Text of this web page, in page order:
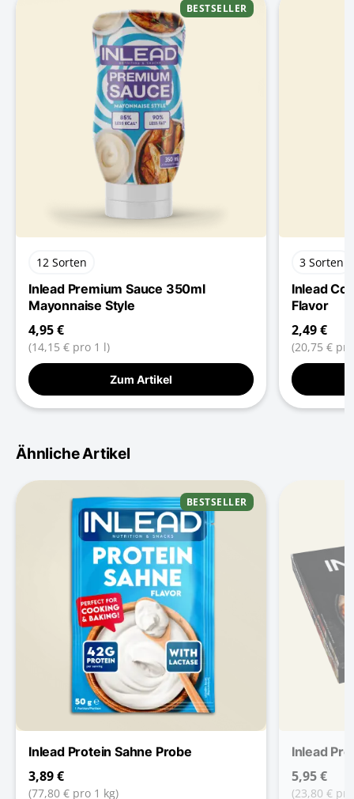
BESTSELLER
12 Sorten
Inlead Premium Sauce 350ml
Mayonnaise Style
4,95 €
(14,15 € pro 1 l)
Zum Artikel
3 Sorten
Inlead
Flavor
2,49 €
(20,75 €
Ähnliche Artikel
BESTSELLER
Inlead Protein Sahne Probe
3,89 €
(77,80 € pro 1 kg)
Inlead
5,95 €
(23,80 €